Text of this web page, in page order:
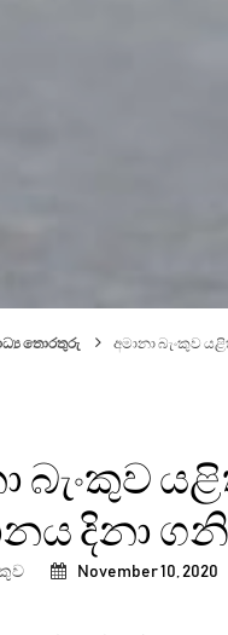
තොරතුරු අමානා බැංකුව
බැංකුව
දිනා
November 10, 2020